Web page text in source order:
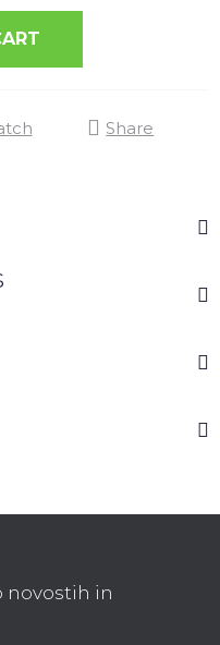
Share
novostih in